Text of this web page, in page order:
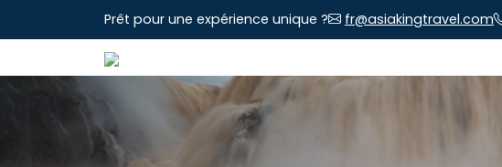
Prêt pour une expérience unique ? fr@asiakingtravel.com